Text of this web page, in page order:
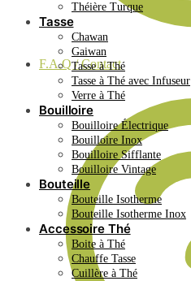
F.A.Q / Contact
Théière Turque
Tasse
Chawan
Gaiwan
Tasse à Thé
Tasse à Thé avec Infuseur
Verre à Thé
Bouilloire
Bouilloire Électrique
Bouilloire Inox
Bouilloire Sifflante
Bouilloire Vintage
Bouteille
Bouteille Isotherme
Bouteille Isotherme Inox
Accessoire Thé
Boite à Thé
Chauffe Tasse
Cuillère à Thé